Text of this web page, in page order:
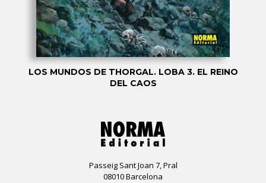
LOS MUNDOS DE THORGAL. LOBA 3. EL REINO
DEL CAOS
Passeig Sant Joan 7, Pral
08010 Barcelona